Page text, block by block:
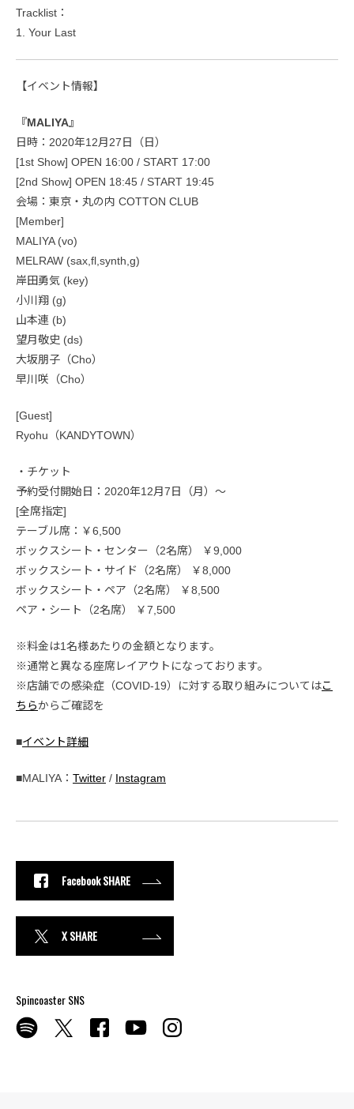
Tracklist：
1. Your Last
【イベント情報】
『MALIYA』
日時：2020年12月27日（日）
[1st Show] OPEN 16:00 / START 17:00
[2nd Show] OPEN 18:45 / START 19:45
会場：東京・丸の内 COTTON CLUB
[Member]
MALIYA (vo)
MELRAW (sax,fl,synth,g)
岸田勇気 (key)
小川翔 (g)
山本連 (b)
望月敬史 (ds)
大坂朋子（Cho）
早川咲（Cho）
[Guest]
Ryohu（KANDYTOWN）
・チケット
予約受付開始日：2020年12月7日（月）〜
[全席指定]
テーブル席：￥6,500
ボックスシート・センター（2名席） ￥9,000
ボックスシート・サイド（2名席） ￥8,000
ボックスシート・ペア（2名席） ￥8,500
ペア・シート（2名席） ￥7,500
※料金は1名様あたりの金額となります。
※通常と異なる座席レイアウトになっております。
※店舗での感染症（COVID-19）に対する取り組みについてはこ
ちらからご確認を
■イベント詳細
■MALIYA： Twitter / Instagram
Facebook SHARE
X SHARE
Spincoaster SNS